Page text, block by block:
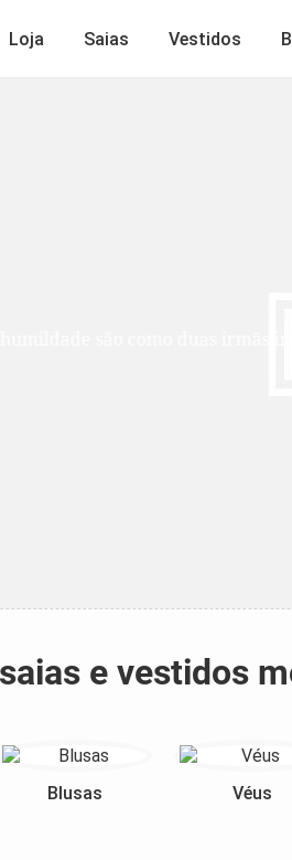
Loja Saias Vestidos
e vestidos
Blusas Véus